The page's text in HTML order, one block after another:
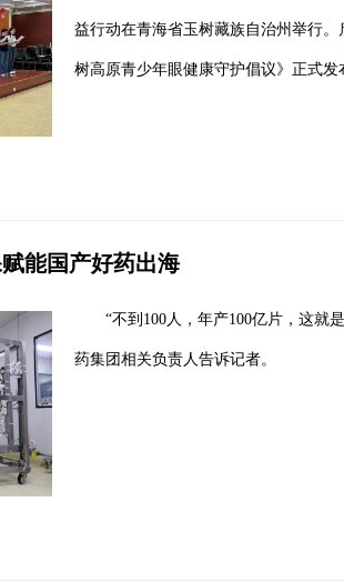
益行动在青海省玉树藏族自治州举行。
树高原青少年眼健康守护倡议》正式发
能国产好药出海
“不到100人，年产100亿片，这就
药集团相关负责人告诉记者。